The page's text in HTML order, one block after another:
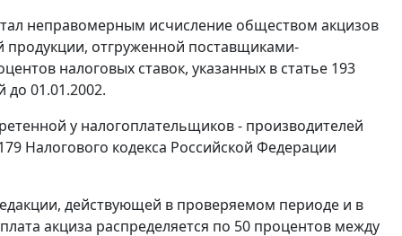
неправомерным исчисление обществом акцизов
продукции, отгруженной поставщиками-
налоговых ставок, указанных в статье 193
01.01.2002.
у налогоплательщиков - производителей
Налогового кодекса Российской Федерации
действующей в проверяемом периоде и в
акциза распределяется по 50 процентов между